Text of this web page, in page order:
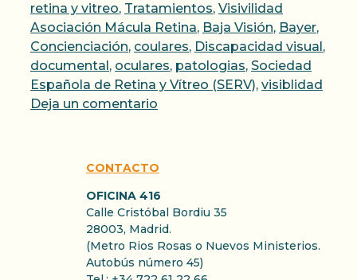
retina y vitreo, Tratamientos, Visivilidad
Asociación Mácula Retina, Baja Visión, Bayer,
Concienciación, coulares, Discapacidad visual ,
documental , oculares, patologias, Sociedad
Española de Retina y Vítreo (SERV), visiblidad
Deja un comentario
CONTACTO
OFICINA 416
Calle Cristóbal Bordiu 35
28003, Madrid.
(Metro Rios Rosas o Nuevos Ministerios.
Autobús número 45)